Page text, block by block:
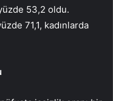
53,2 oldu.
71,1, kadınlarda